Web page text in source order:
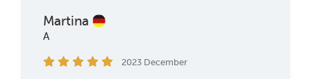
Martina
A
2023 December